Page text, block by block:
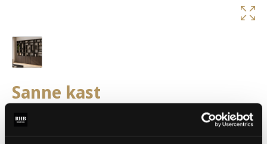
Sanne kast
combineert een open en speels design met volop
praktische opbergruimte. De asymmetrische vakverdeling geeft